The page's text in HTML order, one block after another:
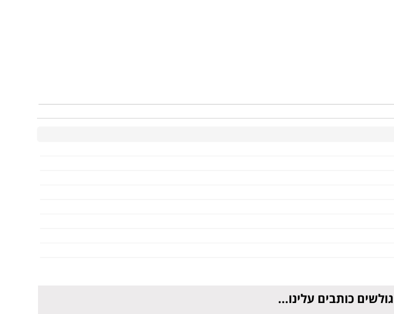
גולשים כותבים עלינו...